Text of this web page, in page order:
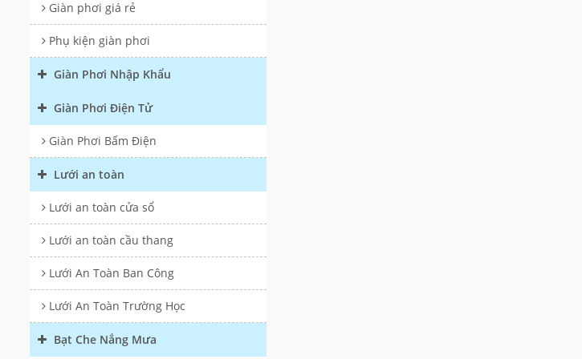
Giàn phơi giá rẻ
Phụ kiện giàn phơi
Giàn Phơi Nhập Khẩu
Giàn Phơi Điện Tử
Giàn Phơi Bấm Điện
Lưới an toàn
Lưới an toàn cửa sổ
Lưới an toàn cầu thang
Lưới An Toàn Ban Công
Lưới An Toàn Trường Học
Bạt Che Nắng Mưa